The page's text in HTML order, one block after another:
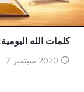
كلمات الله
2020 سبتمبر 7